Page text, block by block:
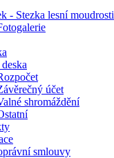
- Stezka lesní moudrosti
účet
shromáždění
smlouvy